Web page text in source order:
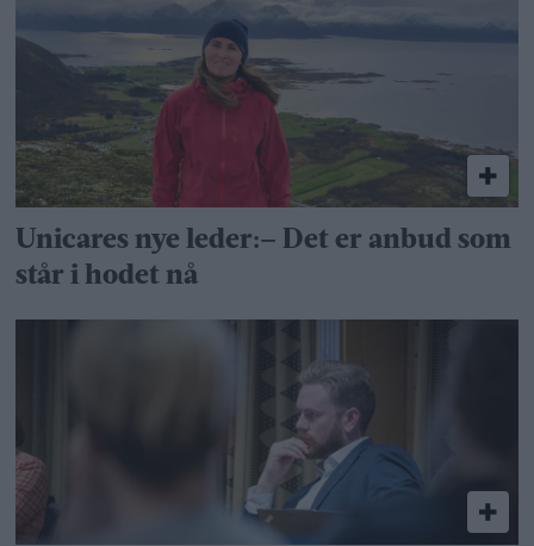
Unicares nye leder:– Det er anbud som
står i hodet nå